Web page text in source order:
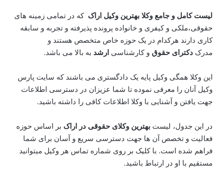
لیست کامل و جامع وکلا بهترین وکیل اراک که در تمامی زمینه های
حقوقی،ملکی و کیفری و خانواده پرونده پذیرفته و تجربه و سابقه
کاری دارند هرکدام در یک حوزه خاص متخصص هستند و
مدرک دکترای حقوق و کارشناسی ارشد به بالا می باشد.
این وکلا همگی وکیل پایه یک دادگستری می باشند که سایت پارس
وکیل آنان را معرفی نموده تا شما عزیزان در دسترسی اطلاعات
جهت یافتن و آشنایی با وکلا اطلاعات کافی را داشته باشید.
در این جدول، لیست بهترین وکلای حقوقی در اراک بر اساس حوزه
فعالیت و تخصص آن ها جهت دسترسی سریع و آسان برای شما
فراهم شده است. با کلیک بر روی شماره تماس هر وکیل میتوانید
مستقیم با او در ارتباط باشید.